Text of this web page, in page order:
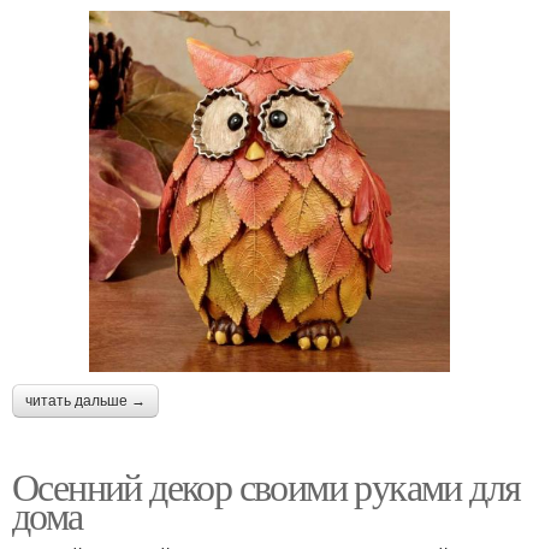
читать дальше →
Осенний декор своими руками для
дома